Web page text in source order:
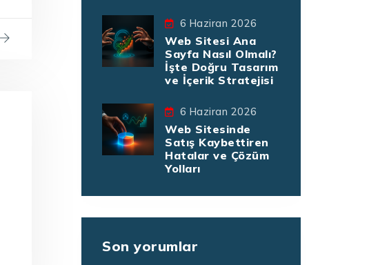
6 Haziran 2026
Web Sitesi Ana
Sayfa Nasıl Olmalı?
İşte Doğru Tasarım
ve İçerik Stratejisi
6 Haziran 2026
Web Sitesinde
Satış Kaybettiren
Hatalar ve Çözüm
Yolları
Son yorumlar